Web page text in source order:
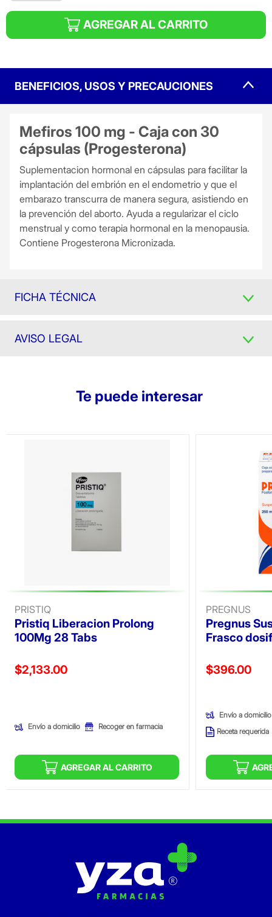
AGREGAR AL CARRITO
BENEFICIOS, USOS Y PRECAUCIONES
Mefiros 100 mg - Caja con 30
cápsulas (Progesterona)
Suplementacion hormonal en cápsulas para facilitar la
implantación del embrión en el endometrio y que el
embarazo transcurra de manera segura, asistiendo en
la prevención del aborto. Ayuda a regularizar el ciclo
menstrual y como terapia hormonal en la menopausia.
Contiene Progesterona Micronizada.
FICHA TÉCNICA
AVISO LEGAL
Te puede interesar
PRISTIQ
Pristiq Liberacion Prolong
100Mg 28 Tabs
Precio reducido de
$2,133.00
Envío a domicilio Recoger en farmacia
AGREGAR AL CARRITO
PREGNUS
Pregnus
Frasco
Precio
$396.00
Envío a domicilio
Receta requerida